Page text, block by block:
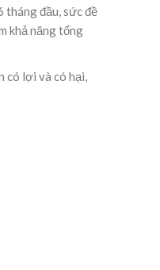
tháng đầu, sức đề
khả năng tổng
có lợi và có hại,